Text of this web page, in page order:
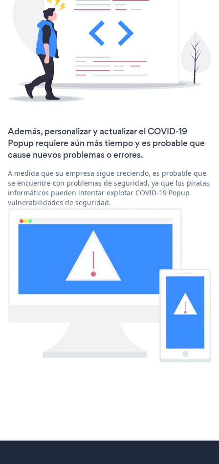
Además, personalizar y actualizar el COVID-19
Popup requiere aún más tiempo y es probable que
cause nuevos problemas o errores.
A medida que su empresa sigue creciendo, es probable que
se encuentre con problemas de seguridad, ya que los piratas
informáticos pueden intentar explotar COVID-19 Popup
vulnerabilidades de seguridad.